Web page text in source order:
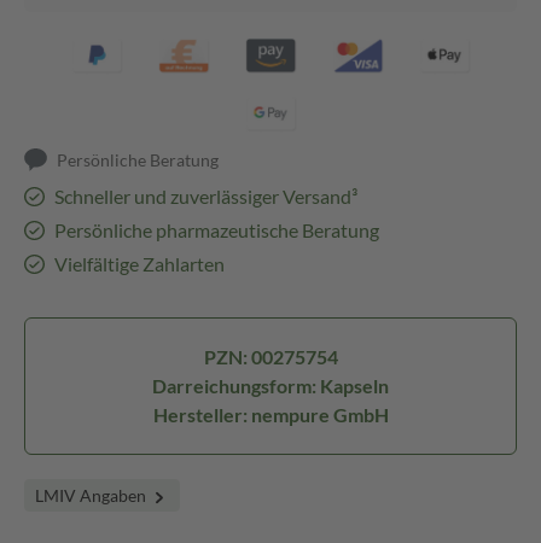
Persönliche Beratung
Schneller und zuverlässiger Versand³
Persönliche pharmazeutische Beratung
Vielfältige Zahlarten
PZN: 00275754
Darreichungsform: Kapseln
Hersteller: nempure GmbH
LMIV Angaben